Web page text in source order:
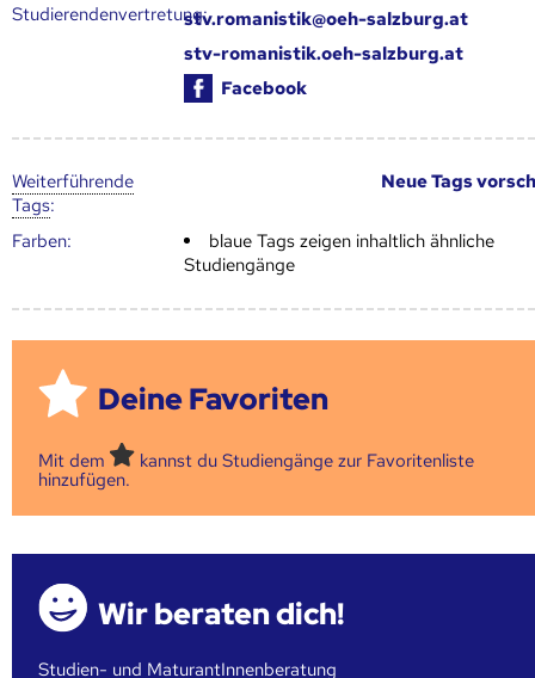
Studierendenvertretung:stv.romanistik@oeh-salzburg.at
stv-romanistik.oeh-salzburg.at
Facebook
Weiter­führende
Tags:
Neue Tags
Farben:
blaue Tags zeigen inhaltlich ähnliche
Studiengänge
Deine Favoriten
Mit dem
kannst du Studiengänge zur Favoritenliste
hinzufügen.
Wir beraten dich!
Studien- und MaturantInnenberatung